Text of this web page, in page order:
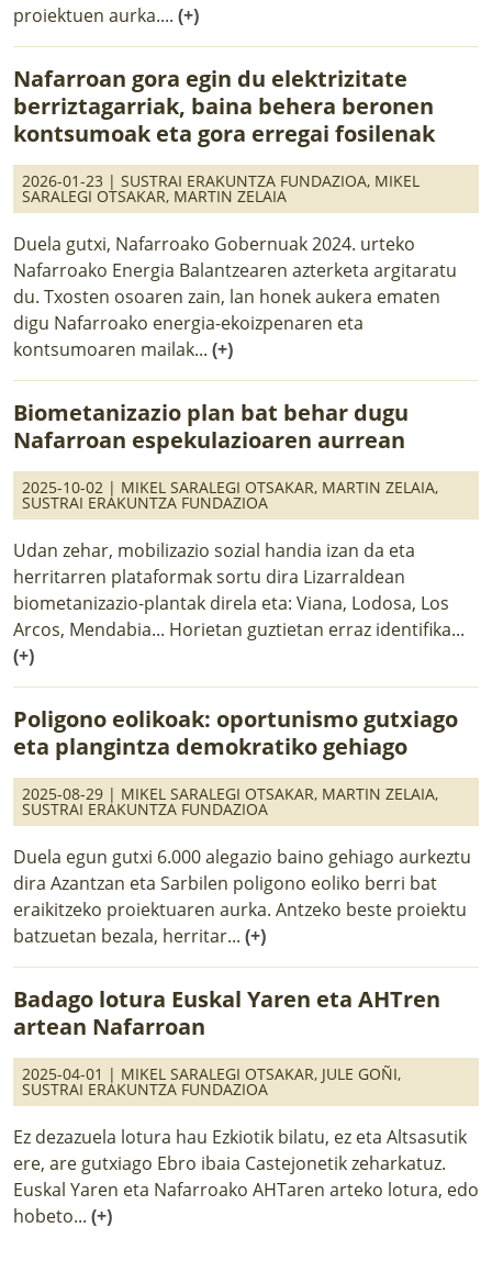
proiektuen aurka.... (+)
Nafarroan gora egin du elektrizitate
berriztagarriak, baina behera beronen
kontsumoak eta gora erregai fosilenak
2026-01-23 | SUSTRAI ERAKUNTZA FUNDAZIOA, MIKEL
SARALEGI OTSAKAR, MARTIN ZELAIA
Duela gutxi, Nafarroako Gobernuak 2024. urteko
Nafarroako Energia Balantzearen azterketa argitaratu
du. Txosten osoaren zain, lan honek aukera ematen
digu Nafarroako energia-ekoizpenaren eta
kontsumoaren mailak... (+)
Biometanizazio plan bat behar dugu
Nafarroan espekulazioaren aurrean
2025-10-02 | MIKEL SARALEGI OTSAKAR, MARTIN ZELAIA,
SUSTRAI ERAKUNTZA FUNDAZIOA
Udan zehar, mobilizazio sozial handia izan da eta
herritarren plataformak sortu dira Lizarraldean
biometanizazio-plantak direla eta: Viana, Lodosa, Los
Arcos, Mendabia... Horietan guztietan erraz identifika...
(+)
Poligono eolikoak: oportunismo gutxiago
eta plangintza demokratiko gehiago
2025-08-29 | MIKEL SARALEGI OTSAKAR, MARTIN ZELAIA,
SUSTRAI ERAKUNTZA FUNDAZIOA
Duela egun gutxi 6.000 alegazio baino gehiago aurkeztu
dira Azantzan eta Sarbilen poligono eoliko berri bat
eraikitzeko proiektuaren aurka. Antzeko beste proiektu
batzuetan bezala, herritar... (+)
Badago lotura Euskal Yaren eta AHTren
artean Nafarroan
2025-04-01 | MIKEL SARALEGI OTSAKAR, JULE GOÑI,
SUSTRAI ERAKUNTZA FUNDAZIOA
Ez dezazuela lotura hau Ezkiotik bilatu, ez eta Altsasutik
ere, are gutxiago Ebro ibaia Castejonetik zeharkatuz.
Euskal Yaren eta Nafarroako AHTaren arteko lotura, edo
hobeto... (+)